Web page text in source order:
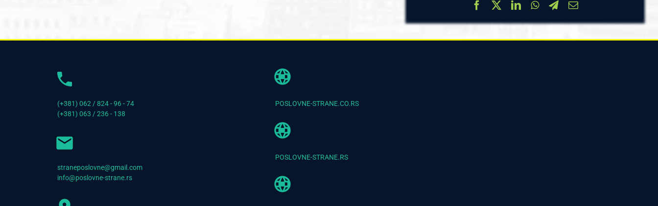
(+381) 062 / 824 - 96 - 74
(+381) 063 / 236 - 138
straneposlovne@gmail.com
info@poslovne-strane.rs
POSLOVNE-STRANE.CO.RS
POSLOVNE-STRANE.RS